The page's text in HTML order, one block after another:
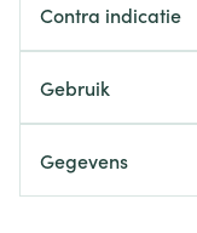
Contra indicatie
Gebruik
Gegevens